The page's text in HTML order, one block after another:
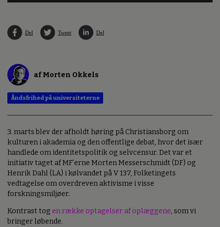
Del Tweet Del
af Morten Okkels
Åndsfrihed på universiteterne
3. marts blev der afholdt høring på Christiansborg om
kulturen i akademia og den offentlige debat, hvor det især
handlede om identitetspolitik og selvcensur. Det var et
initiativ taget af MF’erne Morten Messerschmidt (DF) og
Henrik Dahl (LA) i kølvandet på V 137, Folketingets
vedtagelse om overdreven aktivisme i visse
forskningsmiljøer.
Kontrast tog en række optagelser af oplæggene, som vi
bringer løbende.